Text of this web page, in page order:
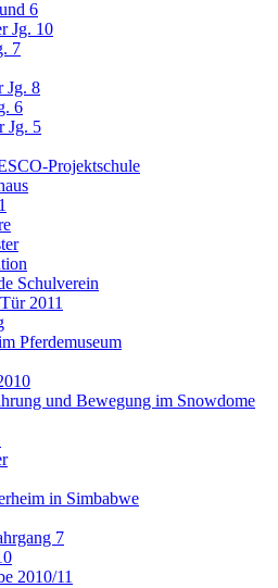
6
Jg. 10
7
Jg. 8
6
Jg. 5
Projektschule
Schulverein
2011
Pferdemuseum
und Bewegung im Snowdome
in Simbabwe
7
2010/11